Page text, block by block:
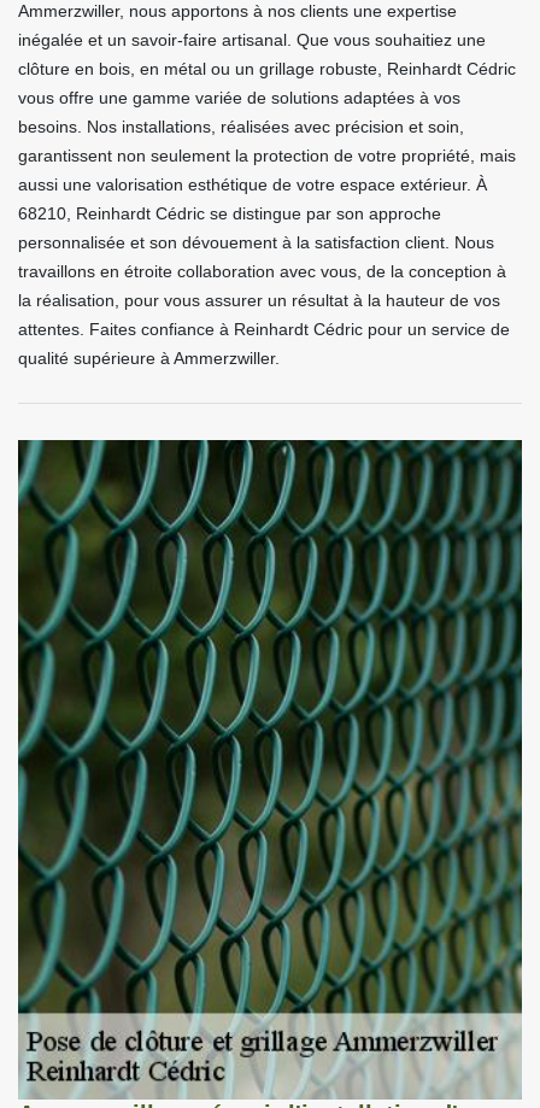
Ammerzwiller, nous apportons à nos clients une expertise
inégalée et un savoir-faire artisanal. Que vous souhaitiez une
clôture en bois, en métal ou un grillage robuste, Reinhardt Cédric
vous offre une gamme variée de solutions adaptées à vos
besoins. Nos installations, réalisées avec précision et soin,
garantissent non seulement la protection de votre propriété, mais
aussi une valorisation esthétique de votre espace extérieur. À
68210, Reinhardt Cédric se distingue par son approche
personnalisée et son dévouement à la satisfaction client. Nous
travaillons en étroite collaboration avec vous, de la conception à
la réalisation, pour vous assurer un résultat à la hauteur de vos
attentes. Faites confiance à Reinhardt Cédric pour un service de
qualité supérieure à Ammerzwiller.